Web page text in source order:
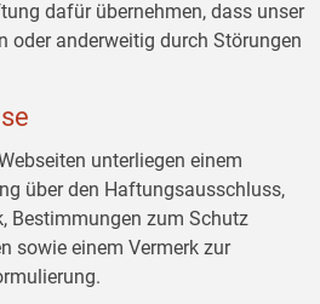
dafür übernehmen, dass unser
oder anderweitig durch Störungen
unterliegen einem
über den Haftungsausschluss,
Bestimmungen zum Schutz
sowie einem Vermerk zur